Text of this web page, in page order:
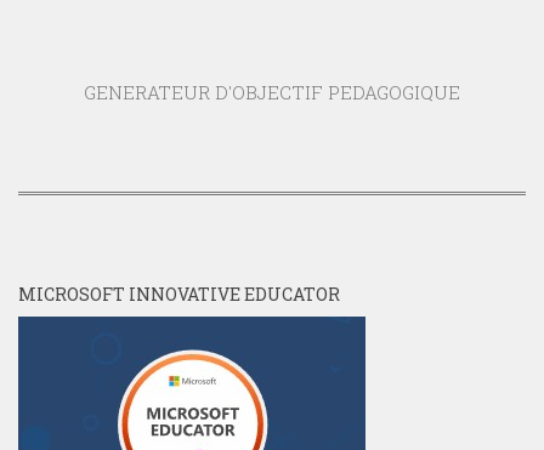
GENERATEUR D'OBJECTIF PEDAGOGIQUE
MICROSOFT INNOVATIVE EDUCATOR